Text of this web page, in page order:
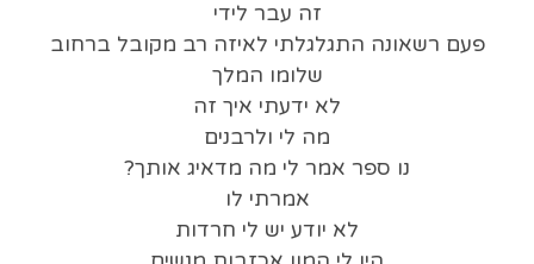
זה עבר לידי
פעם רשאונה התגלגלתי לאיזה רב מקובל ברחוב
שלומו המלך
לא ידעתי איך זה
מה לי ולרבנים
נו ספר אמר לי מה מדאיג אותך?
אמרתי לו
לא יודע יש לי חרדות